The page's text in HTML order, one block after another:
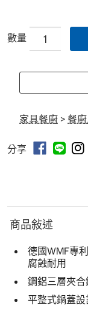
數量
家具餐廚 > 餐
分享
商品敍述
德國WMF專
腐蝕耐用
鋼鋁三層夾
平整式鍋蓋